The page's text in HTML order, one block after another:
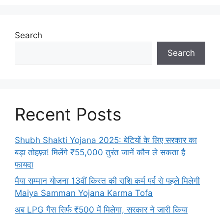
Search
Search
Recent Posts
Shubh Shakti Yojana 2025: बेटियों के लिए सरकार का
बड़ा तोहफ़ा! मिलेंगे ₹55,000 तुरंत जानें कौन ले सकता है
फायदा
मैया सम्मान योजना 13वीं किस्त की राशि कर्म पर्व से पहले मिलेगी
Maiya Samman Yojana Karma Tofa
अब LPG गैस सिर्फ ₹500 में मिलेगा, सरकार ने जारी किया